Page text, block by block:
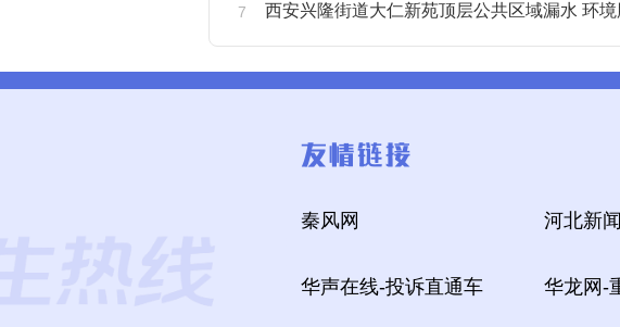
西安兴隆街道大仁新苑顶层公共区域漏水 环
秦风网 河北新
华声在线-投诉直通车 华龙网-